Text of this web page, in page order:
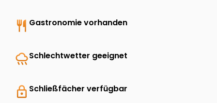
restaurant Gastronomie vorhanden
rainySchlechtwetter geeignet
lock Schließfächer verfügbar